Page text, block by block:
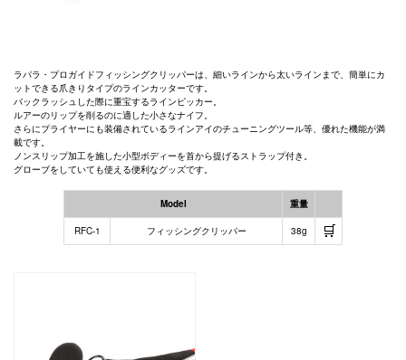
ラパラ・プロガイドフィッシングクリッパーは、細いラインから太いラインまで、簡単にカ
ットできる爪きりタイプのラインカッターです。
バックラッシュした際に重宝するラインピッカー。
ルアーのリップを削るのに適した小さなナイフ。
さらにプライヤーにも装備されているラインアイのチューニングツール等、優れた機能が満
載です。
ノンスリップ加工を施した小型ボディーを首から提げるストラップ付き。
グローブをしていても使える便利なグッズです。
Model 重量
RFC-1 フィッシングクリッパー 38g 🛒